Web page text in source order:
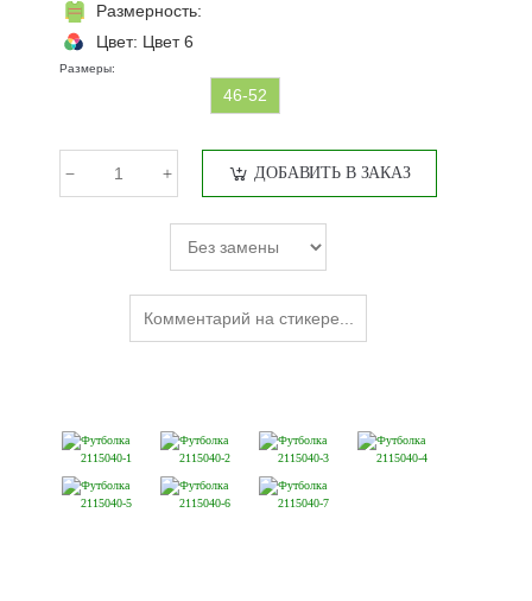
Размерность:
Цвет: Цвет 6
Размеры:
46-52
ДОБАВИТЬ В ЗАКАЗ